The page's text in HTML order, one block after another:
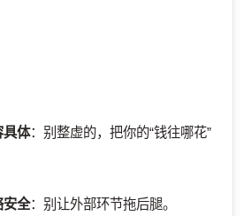
具体：别整虚的，把你的“钱往哪花”
安全：别让外部环节拖后腿。